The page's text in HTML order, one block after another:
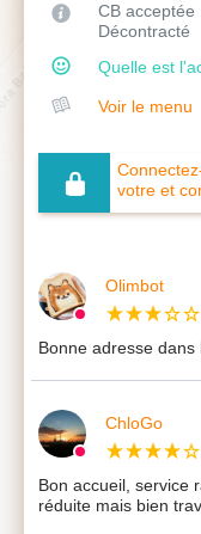
CB acceptée
Décontracté
Quelle est
Voir le menu
votre et
Olimbot
Bonne adresse dans
ChloGo
Bon accueil, service
réduite mais bien